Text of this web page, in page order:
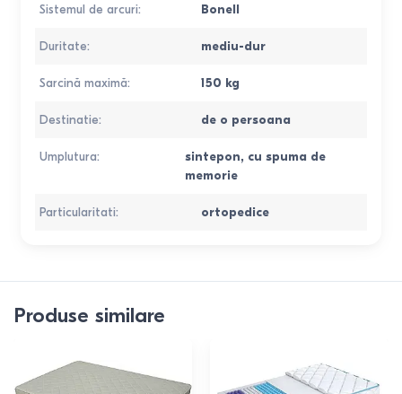
Sistemul de arcuri: Bonell
Duritate: mediu-dur
Sarcină maximă: 150 kg
Destinatie: de o persoana
Umplutura: sintepon, cu spuma de
memorie
Particularitati: ortopedice
Produse similare